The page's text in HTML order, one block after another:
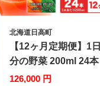
北海道日高町
【12ヶ月定期便】1日
分の野菜 200ml 24本
株式会社北海道伊藤園
126,000 円